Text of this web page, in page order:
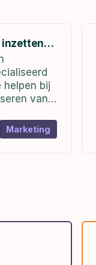
inzetten
helpen bij
van
Marketing